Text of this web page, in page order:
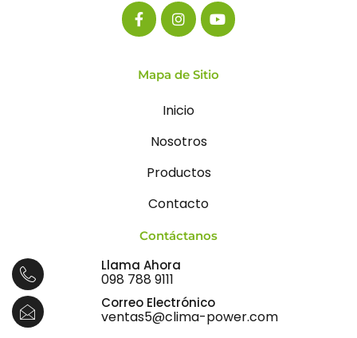
Mapa de Sitio
Inicio
Nosotros
Productos
Contacto
Contáctanos
Llama Ahora
098 788 9111
Correo Electrónico
ventas5@clima-power.com